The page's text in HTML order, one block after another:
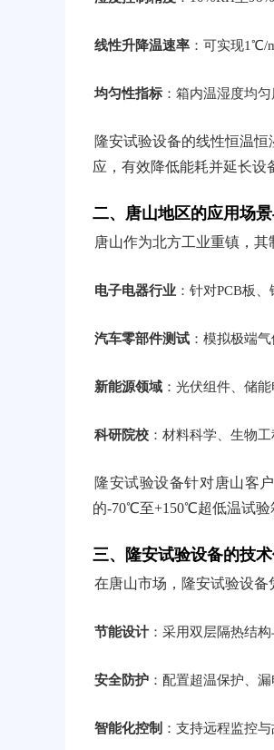
线性升降温速率 ：可实现1℃/
均匀性指标 ：箱内温湿度均
隆安试验设备的线性恒温
应，有效降低能耗并延长设
二、唐山地区的应用场
唐山作为北方工业重镇，其
电子电器行业 ：针对PCB板
汽车零部件测试 ：模拟极端
新能源领域 ：光伏组件、储
科研院校 ：材料科学、生物
隆安试验设备针对唐山客
的-70℃至+150℃超低温试验
三、隆安试验设备的技
在唐山市场，隆安试验设备
节能设计：采用双层隔热结
安全防护 ：配置超温保护、
智能化控制 ：支持远程监控